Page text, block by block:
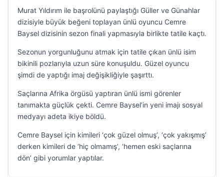
Murat Yıldırım ile başrolünü paylaştığı Güller ve Günahlar
dizisiyle büyük beğeni toplayan ünlü oyuncu Cemre
Baysel dizisinin sezon finali yapmasıyla birlikte tatile kaçtı.
Sezonun yorgunluğunu atmak için tatile çıkan ünlü isim
bikinili pozlarıyla uzun süre konuşuldu. Güzel oyuncu
şimdi de yaptığı imaj değişikliğiyle şaşırttı.
Saçlarına Afrika örgüsü yaptıran ünlü ismi görenler
tanımakta güçlük çekti. Cemre Baysel’in yeni imajı sosyal
medyayı adeta ikiye böldü.
Cemre Baysel için kimileri ‘çok güzel olmuş’, ‘çok yakışmış’
derken kimileri de ‘hiç olmamış’, ‘hemen eski saçlarına
dön’ gibi yorumlar yaptılar.